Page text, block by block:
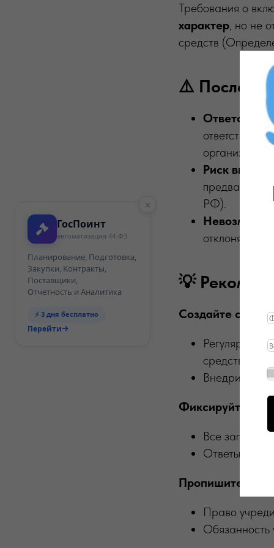
Требования о
характер , но не
средств
⚠️
организации
Риск
РФ).
отклоняются
💡
Создайте
Регулярно
средств;
Внедрите
Фиксируйте
Все запросы
Ответы
Пропишите в
Право
Обязанность
×
ГосПоинт
автоматизация 44-ФЗ
Планирование, Подготовка,
Закупки, Контракты,
Поставщики,
Отчетность и Аналитика
⚡ 3 дня бесплатно
Перейти